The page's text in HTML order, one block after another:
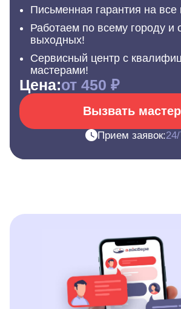
Письменная гарантия на
Работаем по всему городу и
выходных!
Сервисный центр с
мастерами!
Цена:от 450 ₽
Вызвать
Прием заявок: